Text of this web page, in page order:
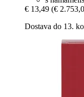
€ 13,49 (€
Dostava do 13.